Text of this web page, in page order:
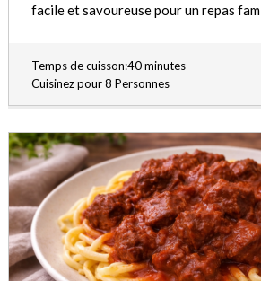
facile et savoureuse pour un repas
Temps de cuisson:40 minutes
Cuisinez pour 8 Personnes